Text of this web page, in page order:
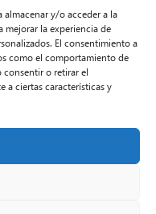
almacenar y/o acceder a la
mejorar la experiencia de
El consentimiento a
como el comportamiento de
consentir o retirar el
a ciertas características y
Kiwop